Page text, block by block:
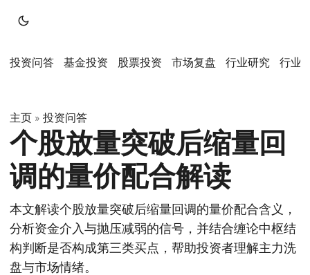
投资问答 基金投资 股票投资 市场复盘 行业研究 行业
主页 » 投资问答
个股放量突破后缩量回
调的量价配合解读
本文解读个股放量突破后缩量回调的量价配合含义，
分析资金介入与抛压减弱的信号，并结合缠论中枢结
构判断是否构成第三类买点，帮助投资者理解主力洗
盘与市场情绪。